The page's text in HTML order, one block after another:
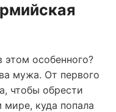
особенного?
мужа. От первого
чтобы обрести
мире, куда попала